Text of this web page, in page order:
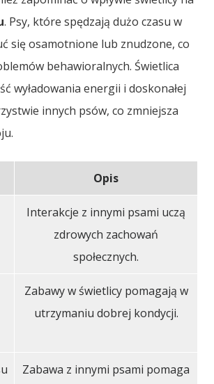
. Psy, które spędzają dużo czasu w
się osamotnione lub znudzone, co
behawioralnych. Świetlica
wyładowania energii i doskonałej
innych psów, co zmniejsza
Opis
Interakcje z innymi psami uczą
zdrowych zachowań
społecznych.
Zabawy w świetlicy pomagają w
utrzymaniu dobrej kondycji.
Zabawa z innymi psami pomaga